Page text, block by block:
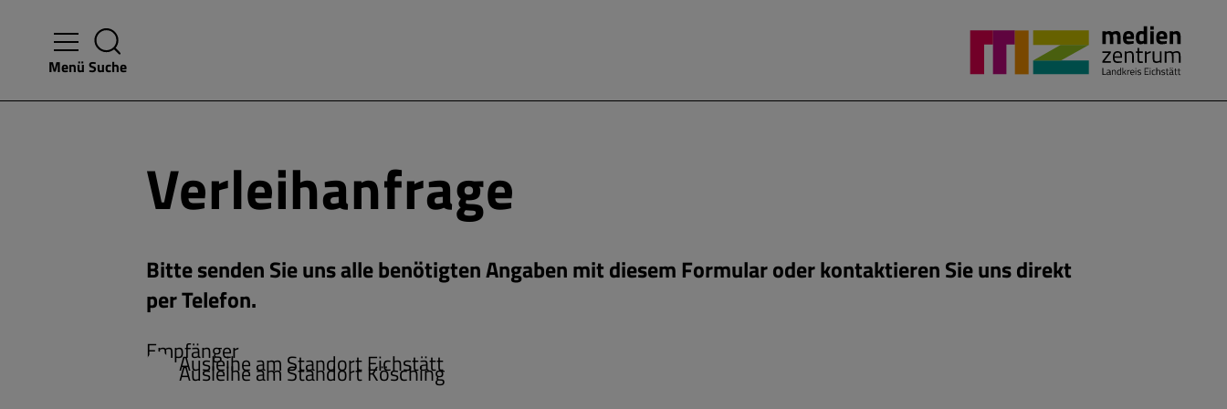
Menü Suche
Verleihanfrage
Bitte senden Sie uns alle benötigten Angaben mit diesem Formular oder kontaktieren Sie uns direkt
per Telefon.
Empfänger
Ausleihe am Standort Eichstätt
Ausleihe am Standort Kösching